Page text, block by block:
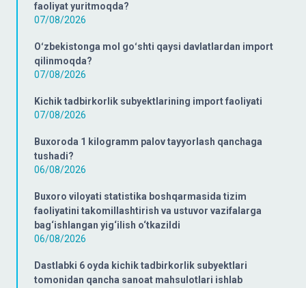
faoliyat yuritmoqda?
07/08/2026
Oʻzbekistonga mol goʻshti qaysi davlatlardan import
qilinmoqda?
07/08/2026
Kichik tadbirkorlik subyektlarining import faoliyati
07/08/2026
Buxoroda 1 kilogramm palov tayyorlash qanchaga
tushadi?
06/08/2026
Buxoro viloyati statistika boshqarmasida tizim
faoliyatini takomillashtirish va ustuvor vazifalarga
bag‘ishlangan yig‘ilish o‘tkazildi
06/08/2026
Dastlabki 6 oyda kichik tadbirkorlik subyektlari
tomonidan qancha sanoat mahsulotlari ishlab